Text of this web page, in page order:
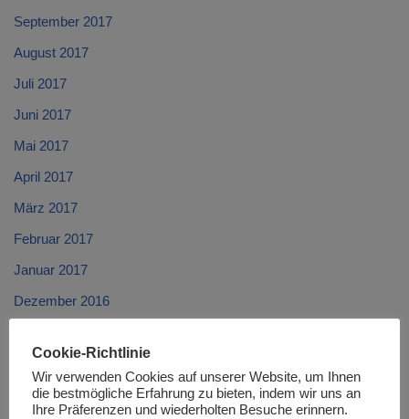
September 2017
August 2017
Juli 2017
Juni 2017
Mai 2017
April 2017
März 2017
Februar 2017
Januar 2017
Dezember 2016
Oktober 2016
September 2016
Cookie-Richtlinie
Wir verwenden Cookies auf unserer Website, um Ihnen
die bestmögliche Erfahrung zu bieten, indem wir uns an
Ihre Präferenzen und wiederholten Besuche erinnern.